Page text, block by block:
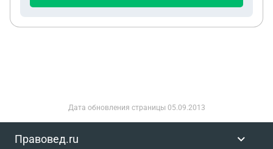
Дата обновления страницы 05.09.2013
Правовед.ru